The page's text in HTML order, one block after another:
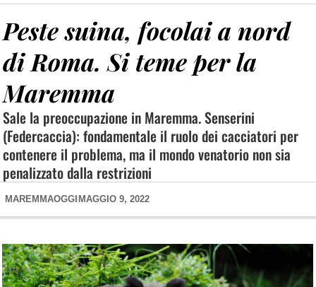
Peste suina, focolai a nord
di Roma. Si teme per la
Maremma
Sale la preoccupazione in Maremma. Senserini
(Federcaccia): fondamentale il ruolo dei cacciatori per
contenere il problema, ma il mondo venatorio non sia
penalizzato dalla restrizioni
MAREMMAOGGI MAGGIO 9, 2022